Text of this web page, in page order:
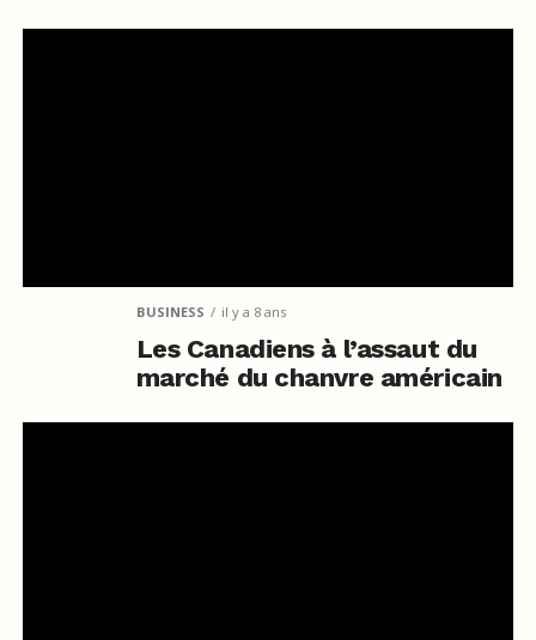
BUSINESS il y a 8 ans
Les Canadiens à l’assaut du
marché du chanvre américain